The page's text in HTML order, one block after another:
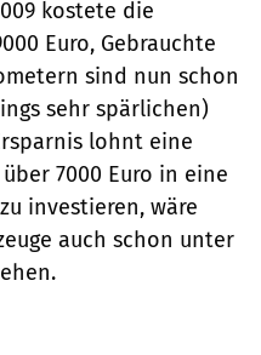
kostete die
Euro, Gebrauchte
sind nun schon
sehr spärlichen)
lohnt eine
7000 Euro in eine
investieren, wäre
auch schon unter